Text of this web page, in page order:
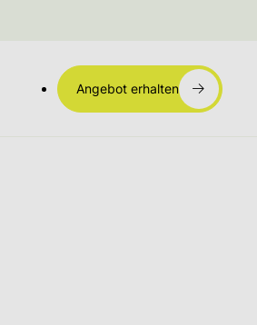
Angebot erhalten